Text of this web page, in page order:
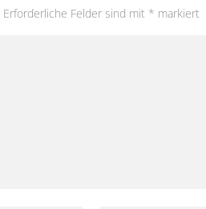
Erforderliche Felder sind mit * markiert